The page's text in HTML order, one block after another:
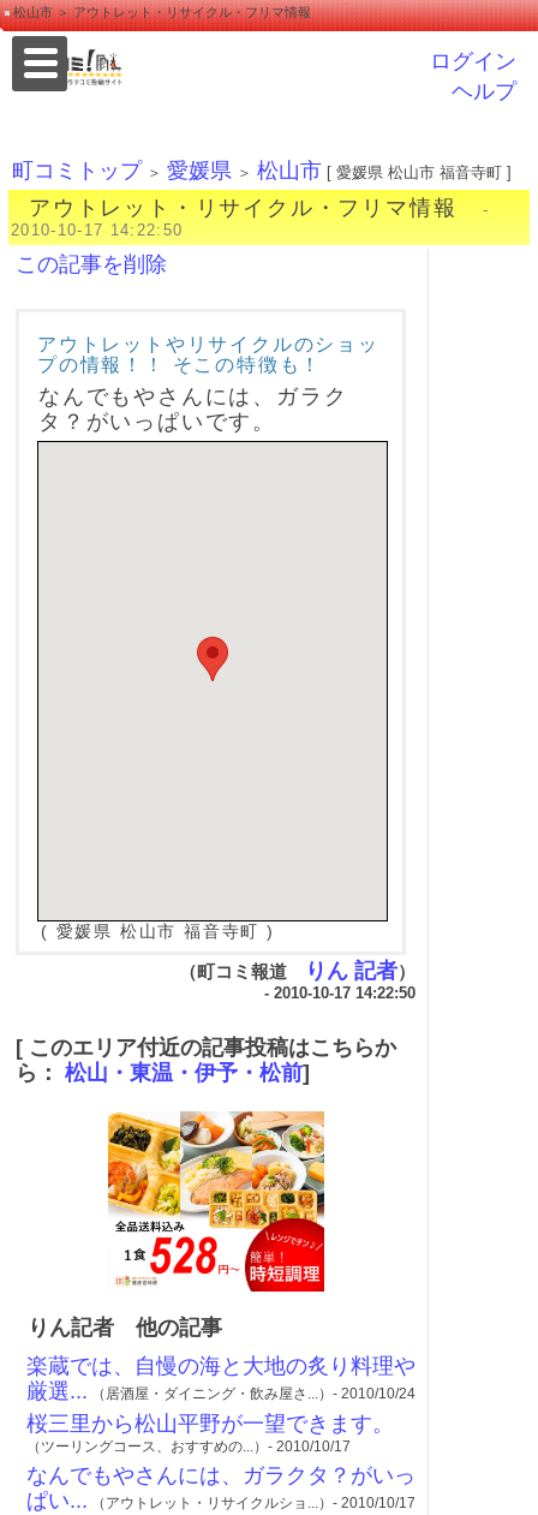
松山市 ＞ アウトレット・リサイクル・フリマ情報
ログイン
ヘルプ
町コミトップ ＞ 愛媛県 ＞ 松山市 [ 愛媛県 松山市 福音寺町 ]
アウトレット・リサイクル・フリマ情報
-
2010-10-17 14:22:50
この記事を削除
アウトレットやリサイクルのショッ
プの情報！！ そこの特徴も！
なんでもやさんには、ガラク
タ？がいっぱいです。
( 愛媛県 松山市 福音寺町 )
（町コミ報道 りん 記者）
- 2010-10-17 14:22:50
[ このエリア付近の記事投稿はこちらか
ら： 松山・東温・伊予・松前]
りん記者 他の記事
楽蔵では、自慢の海と大地の炙り料理や
厳選... （居酒屋・ダイニング・飲み屋さ...）- 2010/10/24
桜三里から松山平野が一望できます。
（ツーリングコース、おすすめの...）- 2010/10/17
なんでもやさんには、ガラクタ？がいっ
ぱい... （アウトレット・リサイクルショ...）- 2010/10/17